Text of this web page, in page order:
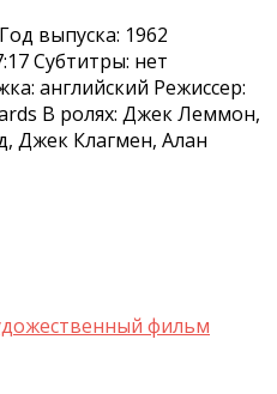
выпуска: 1962
Cубтитры: нет
английский Режиссер:
В ролях: Джек Леммон,
Джек Клагмен, Алан
фильм